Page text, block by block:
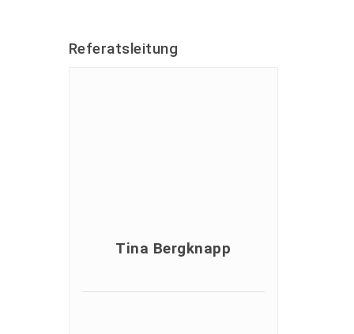
Referatsleitung
Tina Bergknapp